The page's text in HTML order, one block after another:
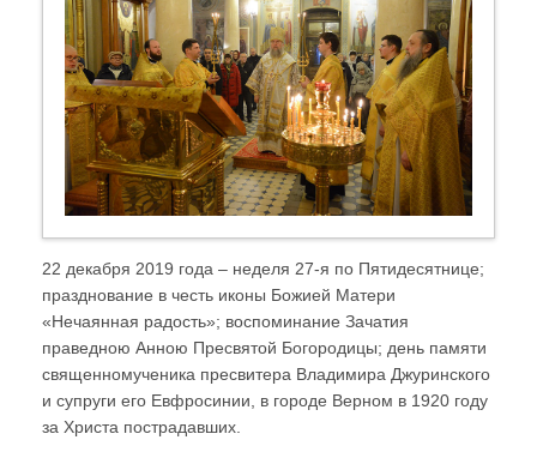
22 декабря 2019 года – неделя 27-я по Пятидесятнице;
празднование в честь иконы Божией Матери
«Нечаянная радость»; воспоминание Зачатия
праведною Анною Пресвятой Богородицы; день памяти
священномученика пресвитера Владимира Джуринского
и супруги его Евфросинии, в городе Верном в 1920 году
за Христа пострадавших.